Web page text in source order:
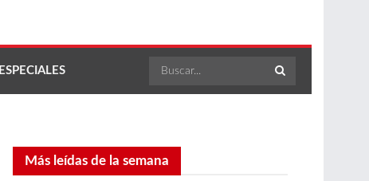
ESPECIALES
Más leídas de la semana